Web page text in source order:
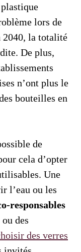
lors de
2040, la totalité
De plus,
n’ont plus le
bouteilles en
de
cela d’opter
Une
l’eau ou les
responsables
des
des verres